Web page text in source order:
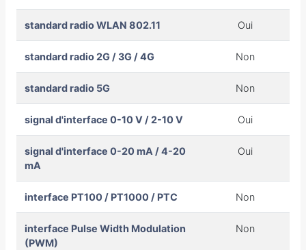
standard radio WLAN 802.11 Oui
standard radio 2G / 3G / 4G Non
standard radio 5G Non
signal d'interface 0-10 V / 2-10 V Oui
signal d'interface 0-20 mA / 4-20
mA
Oui
interface PT100 / PT1000 / PTC Non
interface Pulse Width Modulation
(PWM)
Non